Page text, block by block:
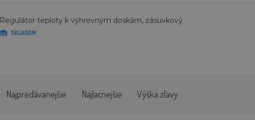
Regulátor teploty k výhrevným doskám, zásuvkový
SKLADOM
Najpredávanejšie Najlacnejšie Výška zľavy